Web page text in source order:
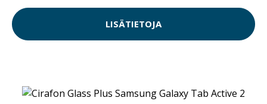
LISÄTIETOJA